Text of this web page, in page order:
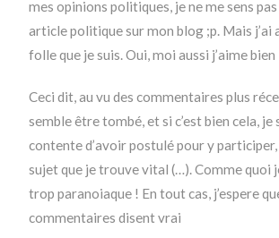
mes opinions politiques, je ne me sens
article politique sur mon blog ;p. Mais j’ai
folle que je suis. Oui, moi aussi j’aime
Ceci dit, au vu des commentaires plus
semble être tombé, et si c’est bien cela, je
contente d’avoir postulé pour y participer,
sujet que je trouve vital (…). Comme quoi
trop paranoiaque ! En tout cas, j’espere
commentaires disent vrai